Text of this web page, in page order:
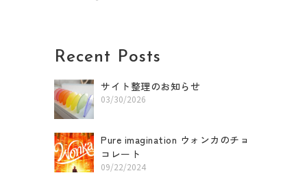
r
a
o
k
p
e
Recent Posts
サイト整理のお知らせ
03/30/2026
Pure imagination ウォンカのチョ
コレート
09/22/2024